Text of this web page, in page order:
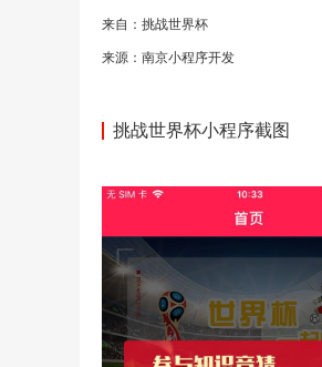
来自：挑战世界杯
来源： 南京小程序开发
挑战世界杯小程序截图